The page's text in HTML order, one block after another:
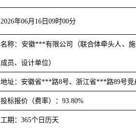
2026年06月 16 日09时00分
名称：安徽***有限公司（联合体牵头人、
成员、设计单位）
地址：安徽省***路8号、浙江省***路89号竞
投标报价（费率）：93.80%
工期：365个日历天